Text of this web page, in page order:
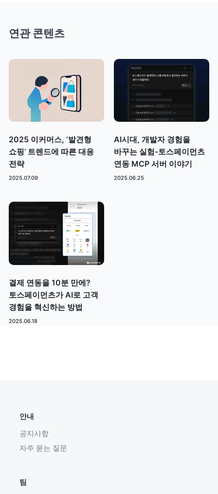
연관 콘텐츠
2025 이커머스, ‘발견형
쇼핑’ 트렌드에 따른 대응
전략
2025.07.09
AI시대, 개발자 경험을
바꾸는 실험-토스페이먼츠
연동 MCP 서버 이야기
2025.06.25
결제 연동을 10분 만에?
토스페이먼츠가 AI로 고객
경험을 혁신하는 방법
2025.06.18
안내
공지사항
자주 묻는 질문
팀